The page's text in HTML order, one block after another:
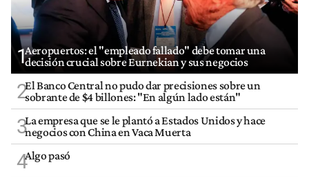
1Aeropuertos: el "empleado fallado" debe tomar una
decisión crucial sobre Eurnekian y sus negocios
2El Banco Central no pudo dar precisiones sobre un
sobrante de $4 billones: "En algún lado están"
3La empresa que se le plantó a Estados Unidos y hace
negocios con China en Vaca Muerta
4Algo pasó